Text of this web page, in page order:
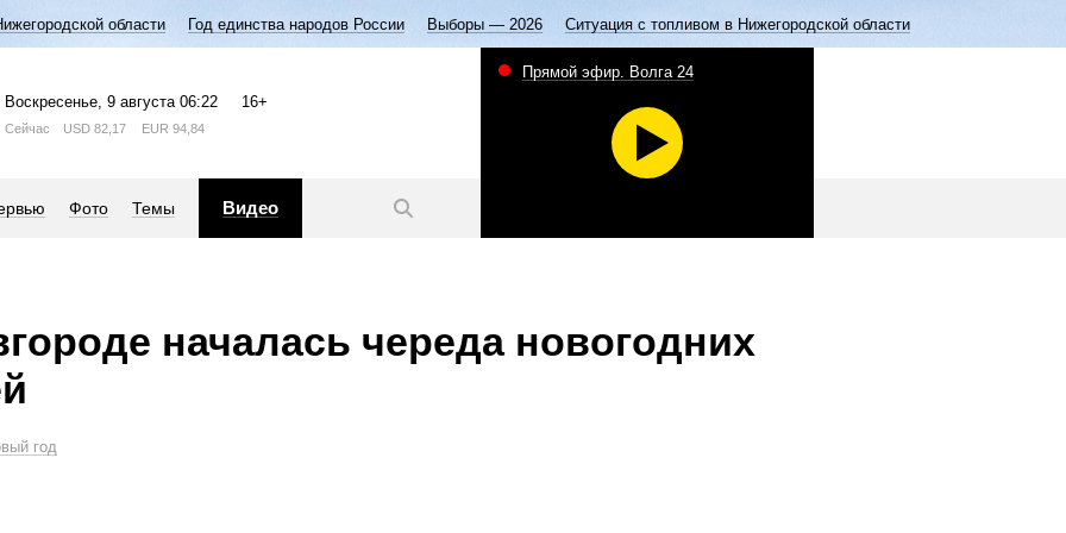
области Год единства народов России Выборы — 2026 Ситуация с топливом в Нижегородской области
Воскресенье, 9 августа 06:22 16+
Сейчас USD 82,17 EUR 94,84
Фото Темы Видео
Прямой эфир. Волга 24
началась череда новогодних
год